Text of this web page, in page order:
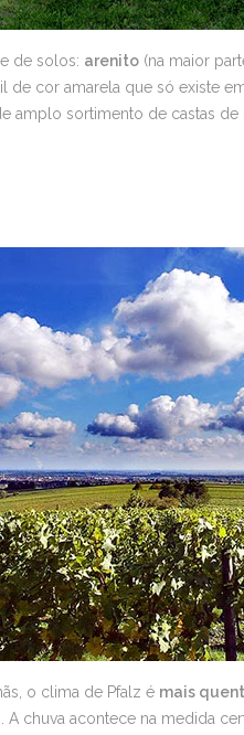
de solos: arenito (na maior
de cor amarela que só existe
sortimento de castas de
o clima de Pfalz é mais
A chuva acontece na medida